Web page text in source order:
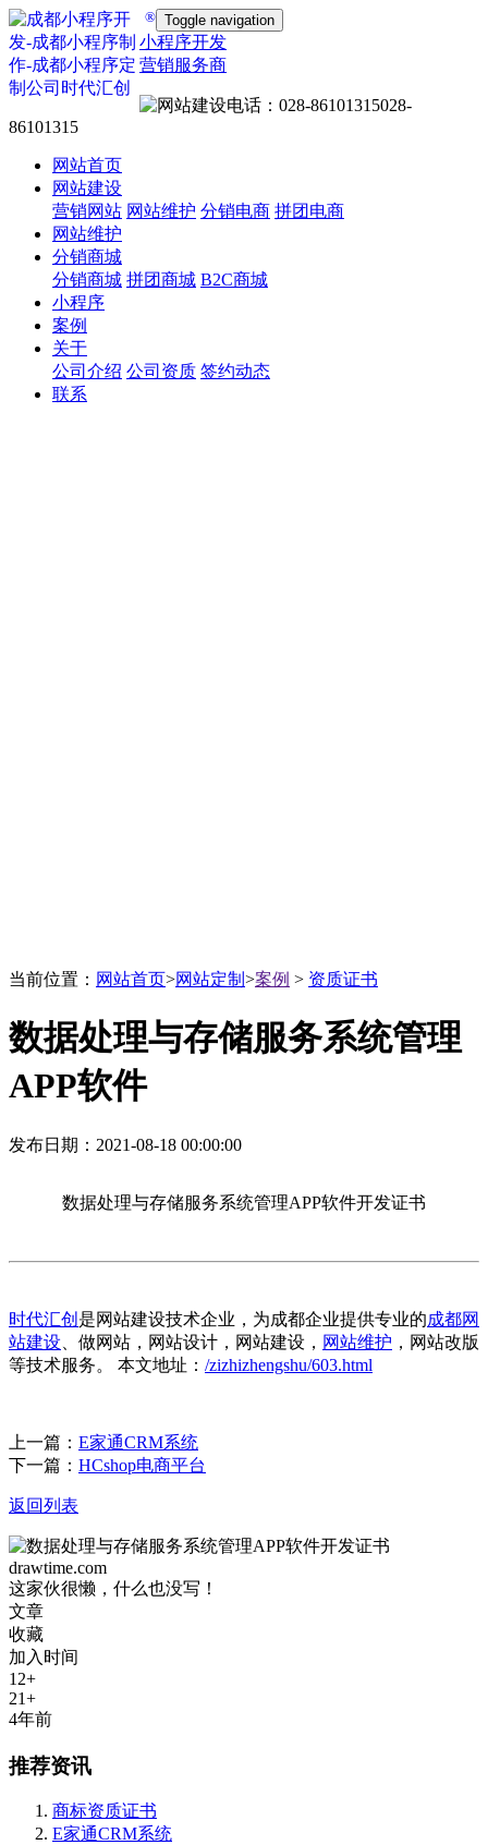
Toggle navigation
®
小程序开发
营销服务商
028-
86101315
网站首页
网站建设
营销网站 网站维护 分销电商 拼团电商
网站维护
分销商城
分销商城 拼团商城 B2C商城
小程序
案例
关于
公司介绍 公司资质 签约动态
联系
互联网资深服务商
用网站解决你的商业问题
当前位置： 网站首页>网站定制 >案例 > 资质证书
数据处理与存储服务系统管理
APP软件
发布日期：2021-08-18 00:00:00
数据处理与存储服务系统管理APP软件开发证书
时代汇创 是网站建设技术企业，为成都企业提供专业的成都网
站建设 、做网站，网站设计，网站建设， 网站维护 ，网站改版
等技术服务。 本文地址： /zizhizhengshu/603.html
上一篇： E家通CRM系统
下一篇： HCshop电商平台
返回列表
drawtime.com
这家伙很懒，什么也没写！
文章
收藏
加入时间
12+
21+
4年前
推荐资讯
商标资质证书
E家通CRM系统